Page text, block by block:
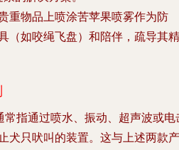
重物品上喷涂苦苹果喷雾作为防
（如咬绳飞盘）和陪伴，疏导其精
常指通过喷水、振动、超声波或电
犬只吠叫的装置。这与上述两款产